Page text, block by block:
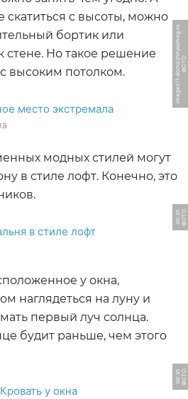
с высоты, можно
бортик или
стене. Но такое решение
высоким потолком.
Ф
О
Т
О:
i
m
a
g
e
s
1
1.
d
o
m
a
s
h
n
y
o
c
h
a
g.
r
u
модных стилей могут
в стиле лофт. Конечно, это
Ф
О
Т
О:
s
k
r.
s
h
у окна,
наглядеться на луну и
первый луч солнца.
будит раньше, чем этого
Ф
О
Т
О:
s
k
r.
s
h